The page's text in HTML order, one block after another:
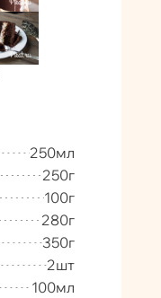
250мл
250г
100г
280г
350г
2шт
100мл